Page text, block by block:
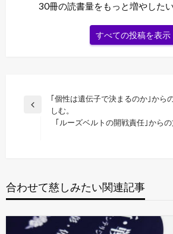
30冊の読書量をもっと増やしたい
すべての投稿を表示
投
ー
シ
ョ
｢個性は遺伝子で決まるのか｣から
しむ。
｢ルーズベルトの開戦責任｣から
合わせて慈しみたい関連記事